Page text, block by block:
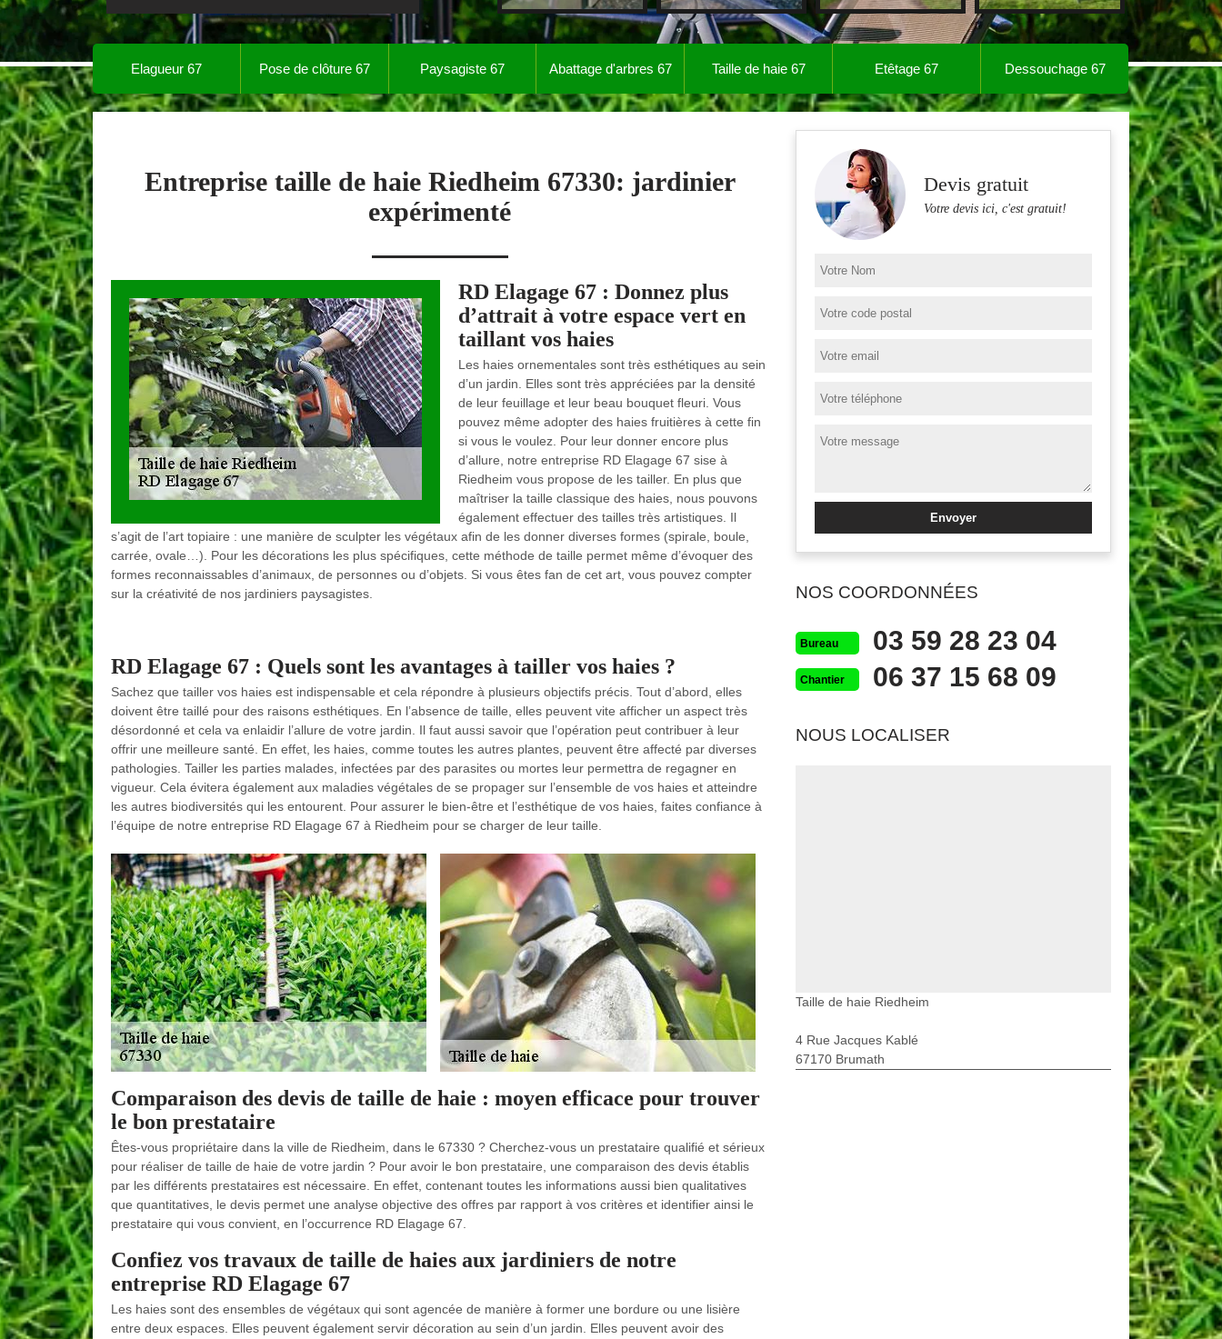
Elagueur 67 Pose de clôture 67 Paysagiste 67 Abattage d'arbres 67 Taille de haie 67 Etêtage 67 Dessouchage 67
Entreprise taille de haie Riedheim 67330: jardinier
expérimenté
RD Elagage 67 : Donnez plus
d’attrait à votre espace vert en
taillant vos haies
Les haies ornementales sont très esthétiques au sein
d’un jardin. Elles sont très appréciées par la densité
de leur feuillage et leur beau bouquet fleuri. Vous
pouvez même adopter des haies fruitières à cette fin
si vous le voulez. Pour leur donner encore plus
d’allure, notre entreprise RD Elagage 67 sise à
Riedheim vous propose de les tailler. En plus que
maîtriser la taille classique des haies, nous pouvons
également effectuer des tailles très artistiques. Il
s’agit de l’art topiaire : une manière de sculpter les végétaux afin de les donner diverses formes (spirale, boule,
carrée, ovale…). Pour les décorations les plus spécifiques, cette méthode de taille permet même d’évoquer des
formes reconnaissables d’animaux, de personnes ou d’objets. Si vous êtes fan de cet art, vous pouvez compter
sur la créativité de nos jardiniers paysagistes.
RD Elagage 67 : Quels sont les avantages à tailler vos haies ?
Sachez que tailler vos haies est indispensable et cela répondre à plusieurs objectifs précis. Tout d’abord, elles
doivent être taillé pour des raisons esthétiques. En l’absence de taille, elles peuvent vite afficher un aspect très
désordonné et cela va enlaidir l’allure de votre jardin. Il faut aussi savoir que l’opération peut contribuer à leur
offrir une meilleure santé. En effet, les haies, comme toutes les autres plantes, peuvent être affecté par diverses
pathologies. Tailler les parties malades, infectées par des parasites ou mortes leur permettra de regagner en
vigueur. Cela évitera également aux maladies végétales de se propager sur l’ensemble de vos haies et atteindre
les autres biodiversités qui les entourent. Pour assurer le bien-être et l’esthétique de vos haies, faites confiance à
l’équipe de notre entreprise RD Elagage 67 à Riedheim pour se charger de leur taille.
Comparaison des devis de taille de haie : moyen efficace pour trouver
le bon prestataire
Êtes-vous propriétaire dans la ville de Riedheim, dans le 67330 ? Cherchez-vous un prestataire qualifié et sérieux
pour réaliser de taille de haie de votre jardin ? Pour avoir le bon prestataire, une comparaison des devis établis
par les différents prestataires est nécessaire. En effet, contenant toutes les informations aussi bien qualitatives
que quantitatives, le devis permet une analyse objective des offres par rapport à vos critères et identifier ainsi le
prestataire qui vous convient, en l’occurrence RD Elagage 67.
Confiez vos travaux de taille de haies aux jardiniers de notre
entreprise RD Elagage 67
Les haies sont des ensembles de végétaux qui sont agencée de manière à former une bordure ou une lisière
entre deux espaces. Elles peuvent également servir décoration au sein d’un jardin. Elles peuvent avoir des
Devis gratuit
Votre devis ici, c'est gratuit!
NOS COORDONNÉES
Bureau 03 59 28 23 04
Chantier 06 37 15 68 09
NOUS LOCALISER
Taille de haie Riedheim
4 Rue Jacques Kablé
67170 Brumath